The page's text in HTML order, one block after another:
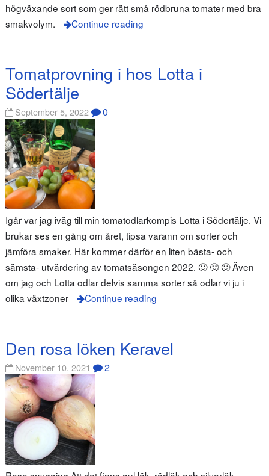
högväxande sort som ger rätt små rödbruna tomater med bra
smakvolym.
Continue reading
Tomatprovning i hos Lotta i
Södertälje
September 5, 2022 0
Igår var jag iväg till min tomatodlarkompis Lotta i Södertälje. Vi
brukar ses en gång om året, tipsa varann om sorter och
jämföra smaker. Här kommer därför en liten bästa- och
sämsta- utvärdering av tomatsäsongen 2022. 🙂 🙂 🙂 Även
om jag och Lotta odlar delvis samma sorter så odlar vi ju i
olika växtzoner
Continue reading
Den rosa löken Keravel
November 10, 2021 2